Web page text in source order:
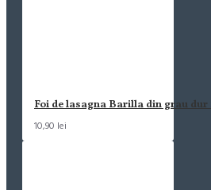
Foi de lasagna Barilla din grau dur
10,90 lei